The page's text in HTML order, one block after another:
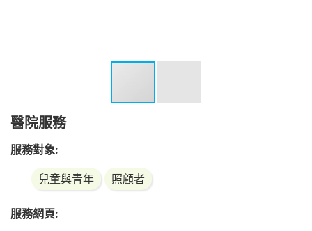
醫院服務
服務對象:
兒童與青年
照顧者
服務網頁: